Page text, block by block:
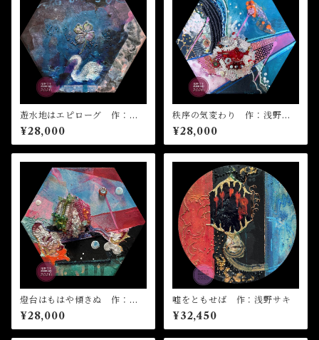
遊水地はエピローグ 作：浅
野サキ
¥28,000
秩序の気変わり 作：浅野サ
キ
¥28,000
燈台はもはや傾きぬ 作：浅
野サキ
¥28,000
嘘をともせば 作：浅野サキ
¥32,450